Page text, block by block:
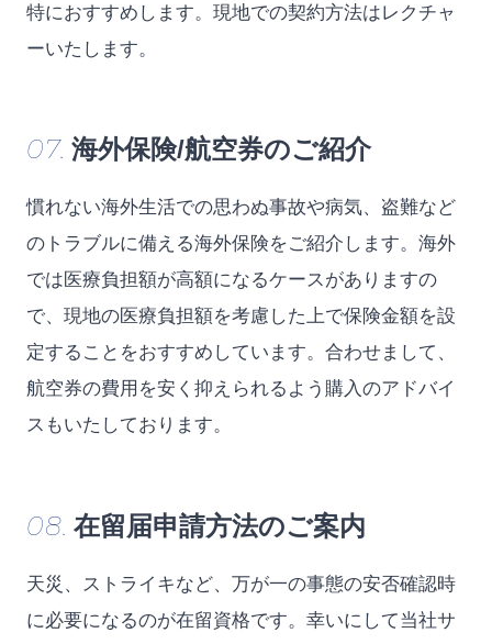
特におすすめします。現地での契約方法はレクチャ
ーいたします。
07. 海外保険/航空券のご紹介
慣れない海外生活での思わぬ事故や病気、盗難など
のトラブルに備える海外保険をご紹介します。海外
では医療負担額が高額になるケースがありますの
で、現地の医療負担額を考慮した上で保険金額を設
定することをおすすめしています。合わせまして、
航空券の費用を安く抑えられるよう購入のアドバイ
スもいたしております。
08. 在留届申請方法のご案内
天災、ストライキなど、万が一の事態の安否確認時
に必要になるのが在留資格です。幸いにして当社サ